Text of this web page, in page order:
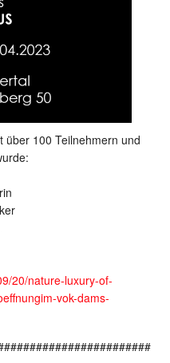
über 100 Teilnehmern und
20/nature-luxury-of-
vok-dams-